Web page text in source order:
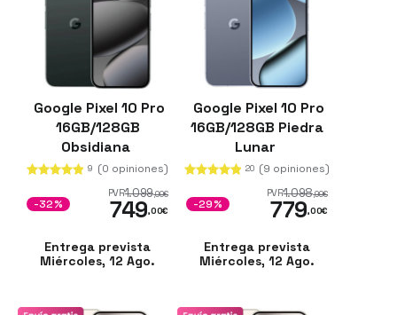
Google Pixel 10 Pro
16GB/128GB
Obsidiana
9 (0 opiniones)
PVR1.099,00€
749,00€
-32%
Entrega prevista
Miércoles, 12 Ago.
Google Pixel 10 Pro
16GB/128GB Piedra
Lunar
20 (9 opiniones)
PVR1.098,99€
779,00€
-29%
Entrega prevista
Miércoles, 12 Ago.